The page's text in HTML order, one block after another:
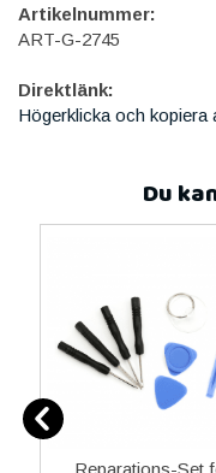
Artikelnummer:
ART-G-2745
Direktlänk:
Högerklicka och kopiera
Du
Reparations-Set